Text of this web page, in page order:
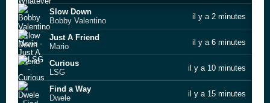
Slow Down
Bobby Valentino
il y a 2 minutes
Just A Friend
Mario
il y a 6 minutes
Curious
LSG
il y a 10 minutes
Find a Way
Dwele
il y a 15 minutes